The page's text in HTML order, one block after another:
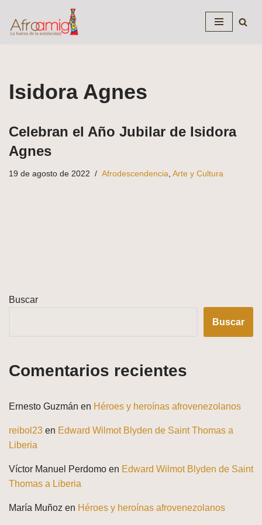
Saltar
Isidora Agnes
Celebran el Año Jubilar de Isidora
Agnes
19 de agosto de 2022 Afrodescendencia Arte y Cultura
Buscar
Buscar
Comentarios recientes
Ernesto Guzmán en Héroes y heroínas afrovenezolanos
reibol23 en Edward Wilmot Blyden de Saint Thomas a
Liberia
Víctor Manuel Perdomo en Edward Wilmot Blyden de Saint
Thomas a Liberia
María Muñoz en Héroes y heroínas afrovenezolanos